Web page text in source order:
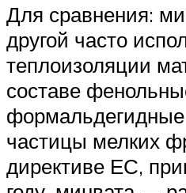
Для сравнения:
другой часто
теплоизоляции
составе
частицы мелких
директиве ЕС,